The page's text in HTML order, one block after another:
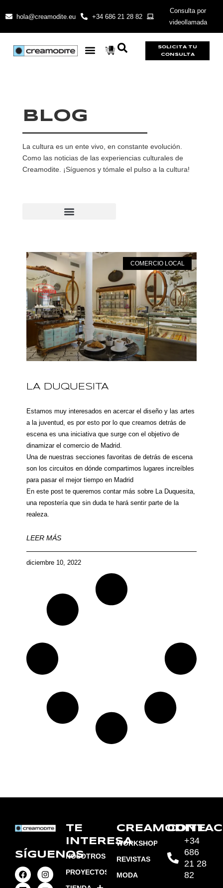
hola@creamodite.eu +34 686 21 28 82
Consulta por
videollamada
SOLICITA TU
CONSULTA
BLOG
La cultura es un ente vivo, en constante evolución.
Como las noticias de las experiencias culturales de
Creamodite. ¡Síguenos y tómale el pulso a la cultura!
COMERCIO LOCAL
LA DUQUESITA
Estamos muy interesados en acercar el diseño y las artes
a la juventud, es por esto por lo que creamos detrás de
escena es una iniciativa que surge con el objetivo de
dinamizar el comercio de Madrid.
Una de nuestras secciones favoritas de detrás de escena
son los circuitos en dónde compartimos lugares increíbles
para pasar el mejor tiempo en Madrid
En este post te queremos contar más sobre La Duquesita,
una repostería que sin duda te hará sentir parte de la
realeza.
LEER MÁS
diciembre 10, 2022
SÍGUENOS
TE
INTERESA
NOSOTROS
PROYECTOS
CREAMODITE
WORKSHOPS
REVISTAS
MODA
+34
686
21 28
82